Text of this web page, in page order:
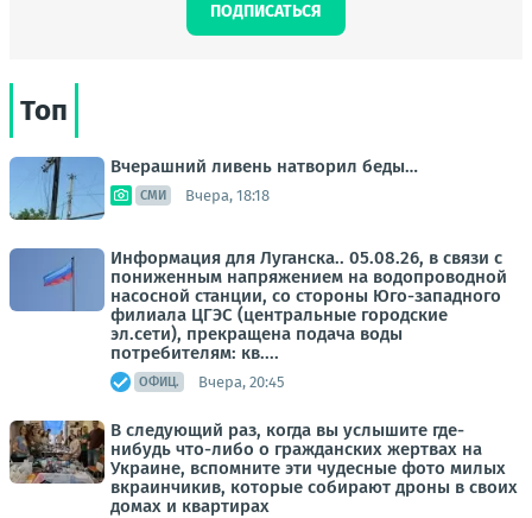
ПОДПИСАТЬСЯ
Топ
Вчерашний ливень натворил беды…
СМИ Вчера, 18:18
Информация для Луганска.. 05.08.26, в связи с
пониженным напряжением на водопроводной
насосной станции, со стороны Юго-западного
филиала ЦГЭС (центральные городские
эл.сети), прекращена подача воды
потребителям: кв....
ОФИЦ. Вчера, 20:45
В следующий раз, когда вы услышите где-
нибудь что-либо о гражданских жертвах на
Украине, вспомните эти чудесные фото милых
вкраинчикив, которые собирают дроны в своих
домах и квартирах